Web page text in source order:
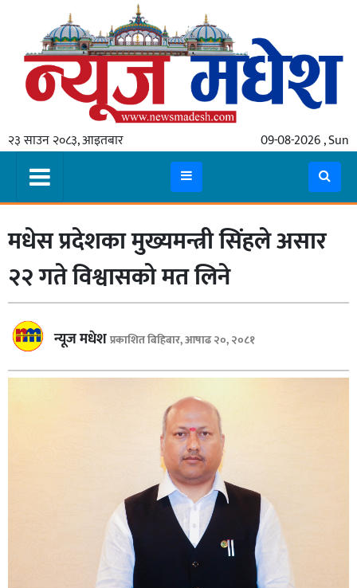
२३ साउन २०८३, आइतबार 09-08-2026 , Sun
गृहपृष्ठ
स्थानीय
प्रदेश
मधेश
प्रदेश
लुम्बिनी
गण्डकी
बागमती
मधेस प्रदेशका मुख्यमन्त्री सिंहले असार
२२ गते विश्वासको मत लिने
न्यूज मधेशप्रकाशित बिहिबार, आषाढ २०, २०८१